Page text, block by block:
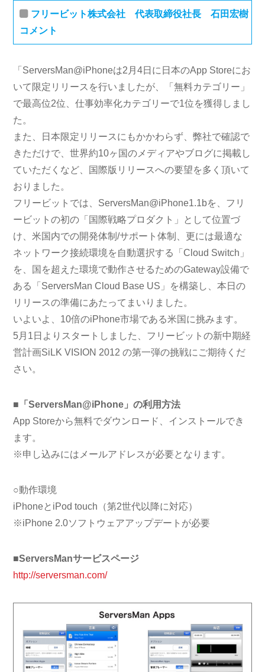
フリービット株式会社 代表取締役社長 石田宏樹
コメント
「ServersMan@iPhoneは2月4日に日本のApp Storeにお
いて限定リリースを行いましたが、「無料カテゴリー」
で最高位2位、仕事効率化カテゴリーで1位を獲得しまし
た。
また、日本限定リリースにもかかわらず、弊社で確認で
きただけで、世界約10ヶ国のメディアやブログに掲載し
ていただくなど、国際版リリースへの要望を多く頂いて
おりました。
フリービットでは、ServersMan@iPhone1.1bを、フリ
ービットの初の「国際戦略プロダクト」として位置づ
け、米国内での開発体制/サポート体制、更には最適な
ネットワーク接続環境を自動選択する「Cloud Switch」
を、国を超えた環境で動作させるためのGateway設備で
ある「ServersMan Cloud Base US」を構築し、本日の
リリースの準備にあたってまいりました。
いよいよ、10倍のiPhone市場である米国に挑みます。
5月1日よりスタートしました、フリービットの新中期経
営計画SiLK VISION 2012 の第一弾の挑戦にご期待くだ
さい。
■「ServersMan@iPhone」の利用方法
App Storeから無料でダウンロード、インストールでき
ます。
※申し込みにはメールアドレスが必要となります。
○動作環境
iPhoneとiPod touch（第2世代以降に対応）
※iPhone 2.0ソフトウェアアップデートが必要
■ServersManサービスページ
http://serversman.com/